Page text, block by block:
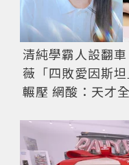
清純學霸人設翻
薇「四敗愛因斯
輾壓 網酸：天才